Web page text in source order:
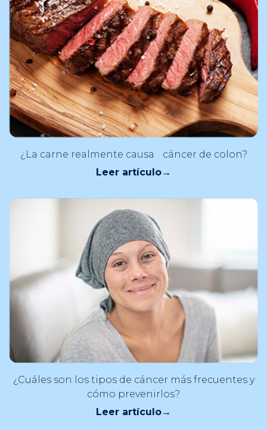
¿La carne realmente causa cáncer de colon?
Leer artículo→
¿Cuáles son los tipos de cáncer más frecuentes y
cómo prevenirlos?
Leer artículo→